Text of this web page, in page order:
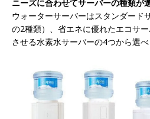
ニーズに合わせてサーバーの種類が
ウォーターサーバーはスタンダード
の2種類）、省エネに優れたエコサ
させる水素水サーバーの4つから選べ